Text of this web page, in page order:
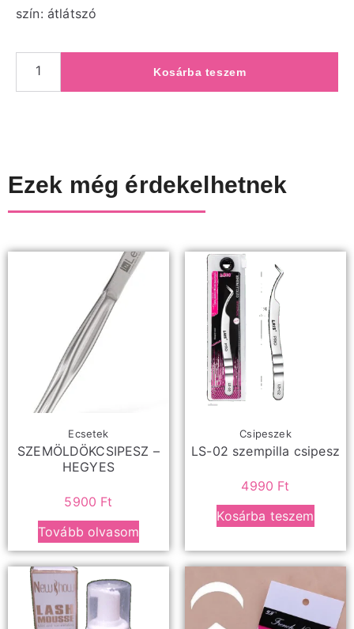
szín: átlátszó
Kosárba teszem
Ezek még érdekelhetnek
Ecsetek
SZEMÖLDÖKCSIPESZ –
HEGYES
5900 Ft
Tovább olvasom
Csipeszek
LS-02 szempilla csipesz
4990 Ft
Kosárba teszem